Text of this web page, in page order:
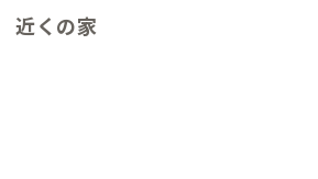
近くの家